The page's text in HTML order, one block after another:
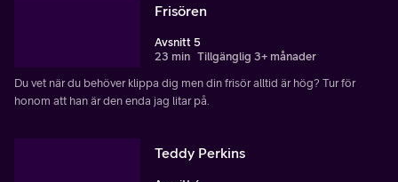
Frisören
Avsnitt 5
23 min Tillgänglig 3+ månader
Du vet när du behöver klippa dig men din frisör alltid är hög? Tur för
honom att han är den enda jag litar på.
Teddy Perkins